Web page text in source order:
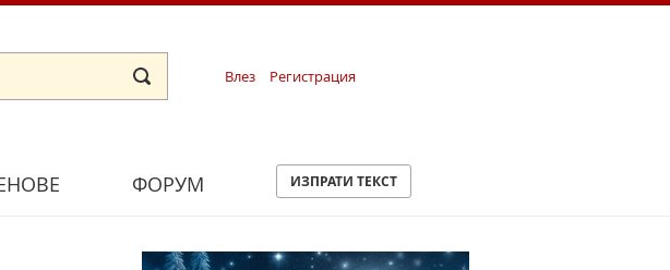
Влез Регистрация
ФОРУМ ИЗПРАТИ ТЕКСТ